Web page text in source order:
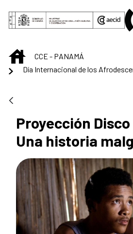
Saltar al contenido principal
INICIOCCE - PANAMÁ
Día Internacional de los
Proyección
Una historia